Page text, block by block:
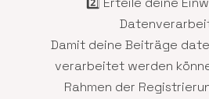
Damit deine Beiträge
verarbeitet werden
Rahmen der